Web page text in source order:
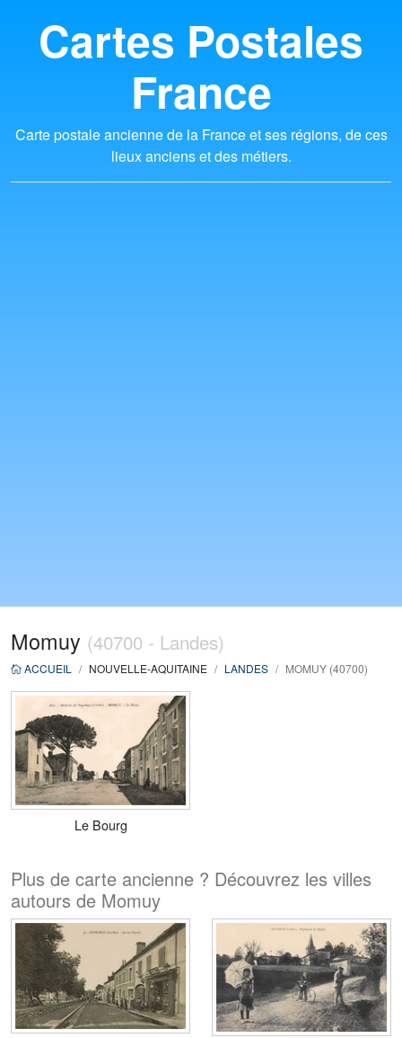
Cartes Postales
France
Carte postale ancienne de la France et ses régions, de ces
lieux anciens et des métiers.
Momuy (40700 - Landes)
ACCUEIL NOUVELLE-AQUITAINE LANDES MOMUY (40700)
Le Bourg
Plus de carte ancienne ? Découvrez les villes
autours de Momuy